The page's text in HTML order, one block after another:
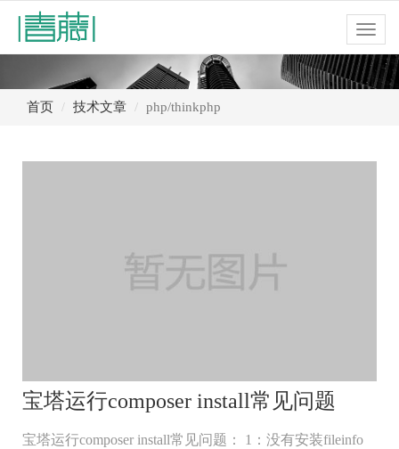
首页 技术文章 php/thinkphp
宝塔运行composer install常见问题
宝塔运行composer install常见问题： 1：没有安装fileinfo